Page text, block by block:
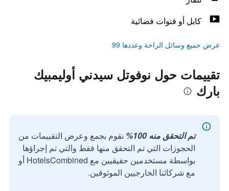
كابل أو قنوات فضائية
عرض جميع وسائل الراحة وعددها 99
تقييمات حول نوفوتل سيدني أوليمبيك
بارك
تم التحقق منه 100%
نقوم بجمع وعرض التقييمات من
الحجوزات التي تم التحقق منها فقط والتي تم إجراؤها
بواسطة مستخدمين حقيقيين مع HotelsCombined أو
مع شركائنا الخارجيين الموثوقين.